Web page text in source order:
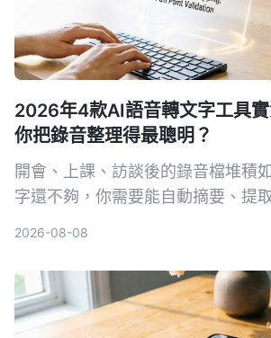
2026年4款AI語音轉文字工具
你把錄音整理得最聰明？
開會、上課、訪談後的錄音檔堆積
字還不夠，你需要能自動摘要、提
整理能力、AI 功能、平台支援與價
你找到真正省時的選擇。
2026-08-08